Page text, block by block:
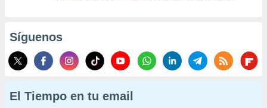
Síguenos
El Tiempo en tu email